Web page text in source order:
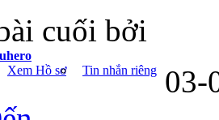
cuối bởi
Xem Hồ sơ
Tin nhắn riêng 03-